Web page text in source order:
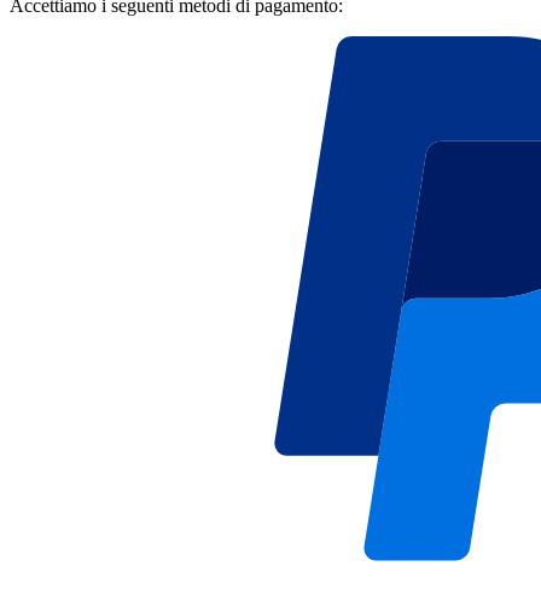
Accettiamo i seguenti metodi di pagamento: